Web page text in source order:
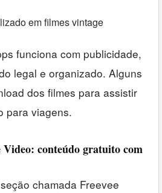
em filmes vintage
funciona com publicidade,
legal e organizado. Alguns
dos filmes para assistir
para viagens.
conteúdo gratuito com
chamada Freevee